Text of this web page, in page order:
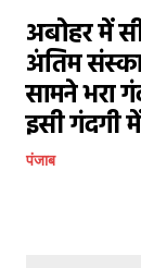
अबोहर में
अंतिम
सामने भरा
इसी गंदगी
पंजाब